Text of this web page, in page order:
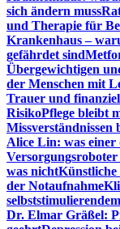
sich ändern muss
und Therapie für
Krankenhaus –
gefährdet sind
Übergewichtigen
der Menschen mit
Trauer und
RisikoPflege bleibt
Missverständnissen
Alice Lin: was
was nichtKünstliche
der Notaufnahme
Dr. Elmar Gräßel: